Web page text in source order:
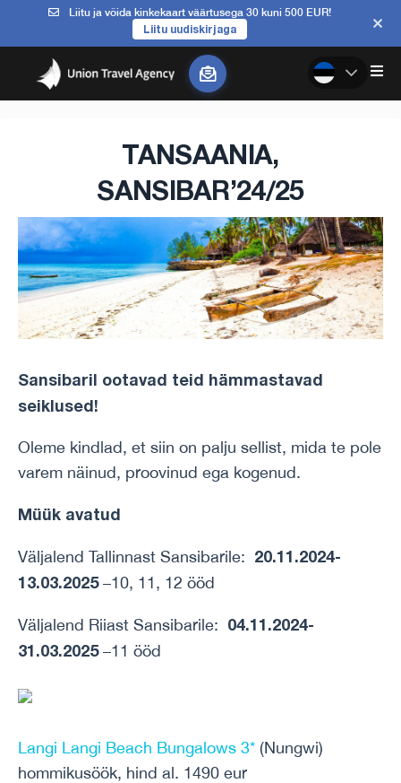
Liitu ja võida kinkekaart väärtusega 30 kuni 500 EUR!
Liitu uudiskirjaga
TANSAANIA,
SANSIBAR’24/25
Sansibaril ootavad teid hämmastavad
seiklused!
Oleme kindlad, et siin on palju sellist, mida te pole
varem näinud, proovinud ega kogenud.
Müük avatud
Väljalend Tallinnast Sansibarile: 20.11.2024-
13.03.2025–10, 11, 12 ööd
Väljalend Riiast Sansibarile: 04.11.2024-
31.03.2025–11 ööd
Langi Langi Beach Bungalows 3* (Nungwi)
hommikusöök, hind al. 1490 eur